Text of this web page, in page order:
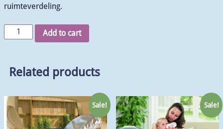
ruimteverdeling.
Add to cart
Related products
Sale! Sale!